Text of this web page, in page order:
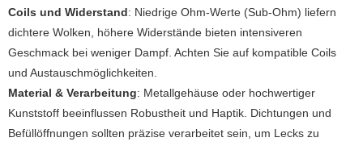
Coils und Widerstand: Niedrige Ohm-Werte (Sub-Ohm) liefern
dichtere Wolken, höhere Widerstände bieten intensiveren
Geschmack bei weniger Dampf. Achten Sie auf kompatible Coils
und Austauschmöglichkeiten.
Material & Verarbeitung: Metallgehäuse oder hochwertiger
Kunststoff beeinflussen Robustheit und Haptik. Dichtungen und
Befüllöffnungen sollten präzise verarbeitet sein, um Lecks zu